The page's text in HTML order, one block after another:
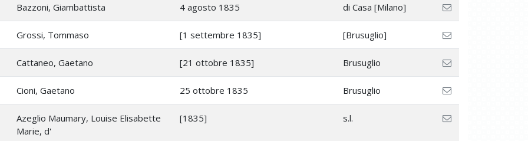
Bazzoni, Giambattista 4 agosto 1835 di Casa [Milano]
Grossi, Tommaso [1 settembre 1835] [Brusuglio]
Cattaneo, Gaetano [21 ottobre 1835] Brusuglio
Cioni, Gaetano 25 ottobre 1835 Brusuglio
Azeglio Maumary, Louise Elisabette
Marie, d'
[1835] s.l.